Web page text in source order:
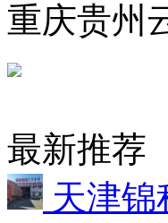
重庆贵州
最新推荐
天津锦